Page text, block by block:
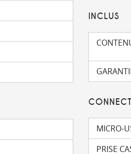
INCLUS
MICRO-
PRISE